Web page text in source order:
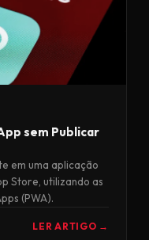
sem Publicar
em uma aplicação
Store, utilizando as
(PWA).
LER ARTIGO →